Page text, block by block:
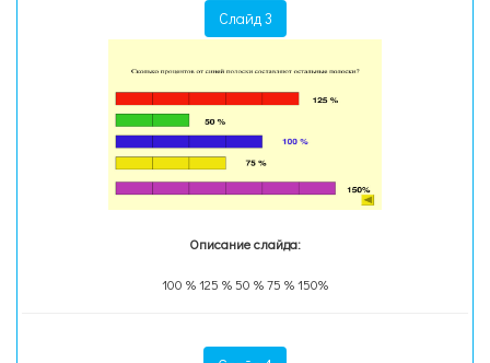
Слайд 3
Описание слайда:
100 % 125 % 50 % 75 % 150%